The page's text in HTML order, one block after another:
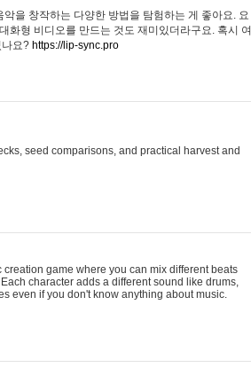
을 창작하는 다양한 방법을 탐험하는 게 좋아요. 요
화형 비디오를 만드는 것도 재미있더라구요. 혹시 여
나요? https://lip-sync.pro
seed comparisons, and practical harvest and
creation game where you can mix different beats
character adds a different sound like drums,
even if you don't know anything about music.